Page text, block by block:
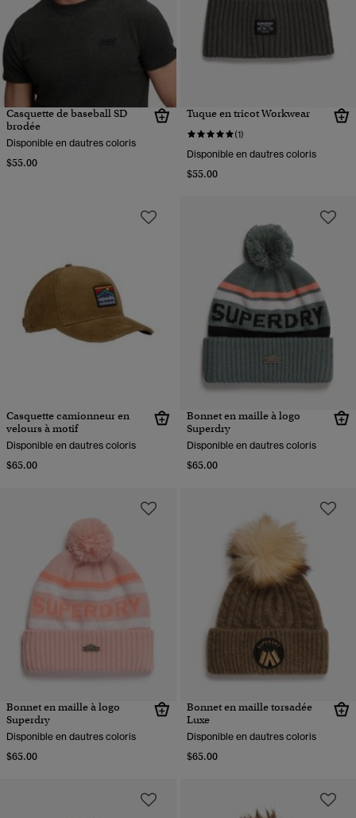
Casquette de baseball SD
brodée
Disponible en dautres coloris
$55.00
Tuque en tricot Workwear
(1)
Disponible en dautres coloris
$55.00
Casquette camionneur en
velours à motif
Disponible en dautres coloris
$65.00
Bonnet en maille à logo
Superdry
Disponible en dautres coloris
$65.00
Bonnet en maille à logo
Superdry
Disponible en dautres coloris
$65.00
Bonnet en maille torsadée
Luxe
Disponible en dautres coloris
$65.00